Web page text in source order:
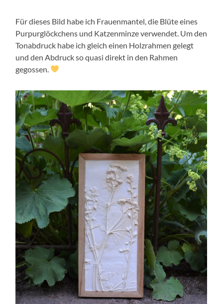
Für dieses Bild habe ich Frauenmantel, die Blüte eines
Purpurglöckchens und Katzenminze verwendet. Um den
Tonabdruck habe ich gleich einen Holzrahmen gelegt
und den Abdruck so quasi direkt in den Rahmen
gegossen.